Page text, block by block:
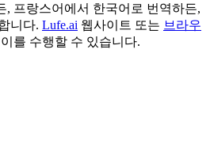
, 프랑스어에서 한국어로 번역하든,
니다. Lufe.ai 웹사이트 또는 브라우
를 수행할 수 있습니다.